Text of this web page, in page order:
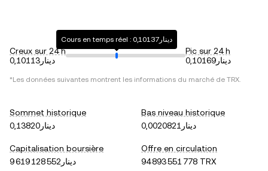
Creux sur 24 h
دينار0,10113
Cours en temps réel : دينار0,10137
Pic sur 24 h
دينار0,10169
*Les données suivantes montrent les informations du marché de TRX.
Sommet historique
دينار0,13820
Bas niveau historique
دينار0,0020821
Capitalisation boursière
دينار9 619 128 552
Offre en circulation
94 893 551 778 TRX